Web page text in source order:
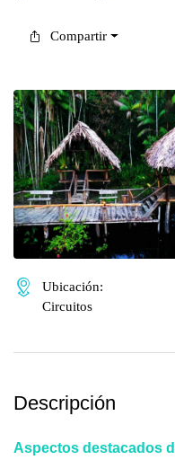
🌴 Península de
Contacto
Compartir
Ubicación:
Circuitos
Descripción
Aspectos destacados